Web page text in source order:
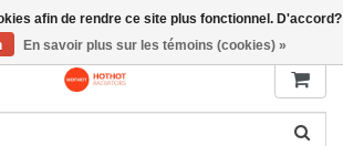
afin de rendre ce site plus fonctionnel. D'accord?
En savoir plus sur les témoins (cookies) »